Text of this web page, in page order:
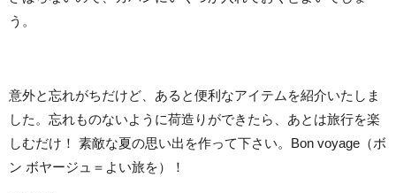
う。
意外と忘れがちだけど、あると便利なアイテムを紹介いたしま
した。忘れものないように荷造りができたら、あとは旅行を楽
しむだけ！ 素敵な夏の思い出を作って下さい。Bon voyage（ボ
ン ボヤージュ＝よい旅を）！